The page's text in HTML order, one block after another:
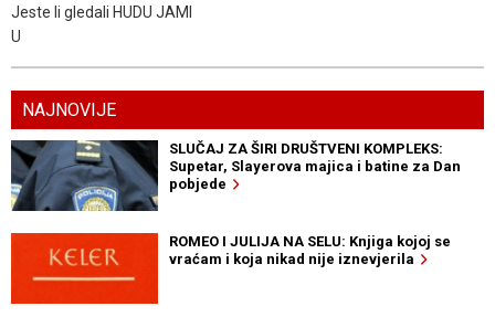
Jeste li gledali HUDU JAMI
U
NAJNOVIJE
SLUČAJ ZA ŠIRI DRUŠTVENI KOMPLEKS:
Supetar, Slayerova majica i batine za Dan
pobjede
ROMEO I JULIJA NA SELU: Knjiga kojoj se
vraćam i koja nikad nije iznevjerila